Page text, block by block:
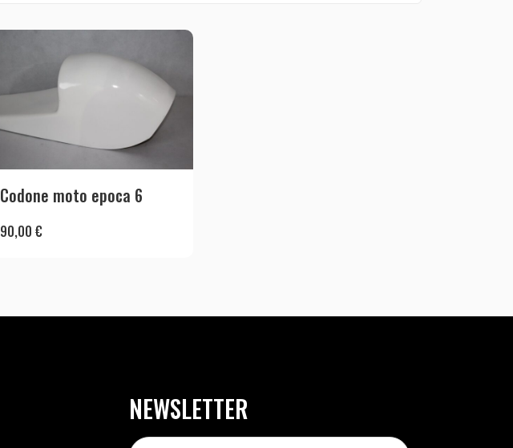
Codone moto epoca 6
90,00 €
NEWSLETTER